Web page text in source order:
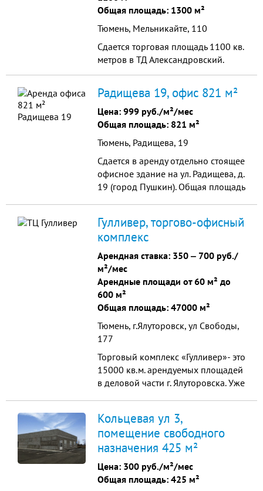
Общая площадь: 1300 м²
Тюмень, Мельникайте, 110
Сдается торговая площадь 1100 кв.
метров в ТД Александровский.
Радищева 19, офис 821 м²
Цена: 999 руб./м²/мес
Общая площадь: 821 м²
Тюмень, Радищева, 19
Сдается в аренду отдельно стоящее
офисное здание на ул. Радищева, д.
19 (город Пушкин). Общая площадь
собственная входная группа с
улицы. Оснащение:
электроснабжение,
водоснабжение, водоотведение,
отопление. Инфраструктура:
охраняемая парковка,...
Гулливер, торгово-офисный
комплекс
Арендная ставка: 350 ‒ 700 руб./
м²/мес
Арендные площади от 60 м² до
600 м²
Общая площадь: 47000 м²
Тюмень, г.Ялуторовск, ул Свободы,
177
Торговый комплекс «Гулливер»- это
15000 кв.м. арендуемых площадей
в деловой части г. Ялуторовска. Уже
Казани, Екатеринбурга, Тюмени.
Кольцевая ул 3,
помещение свободного
назначения 425 м²
Цена: 300 руб./м²/мес
Общая площадь: 425 м²